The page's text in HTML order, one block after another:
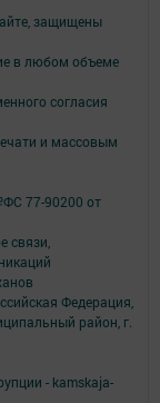
защищены
в любом объеме
согласия
и массовым
77-90200 от
связи,
Федерация,
район, г.
- kamskaja-